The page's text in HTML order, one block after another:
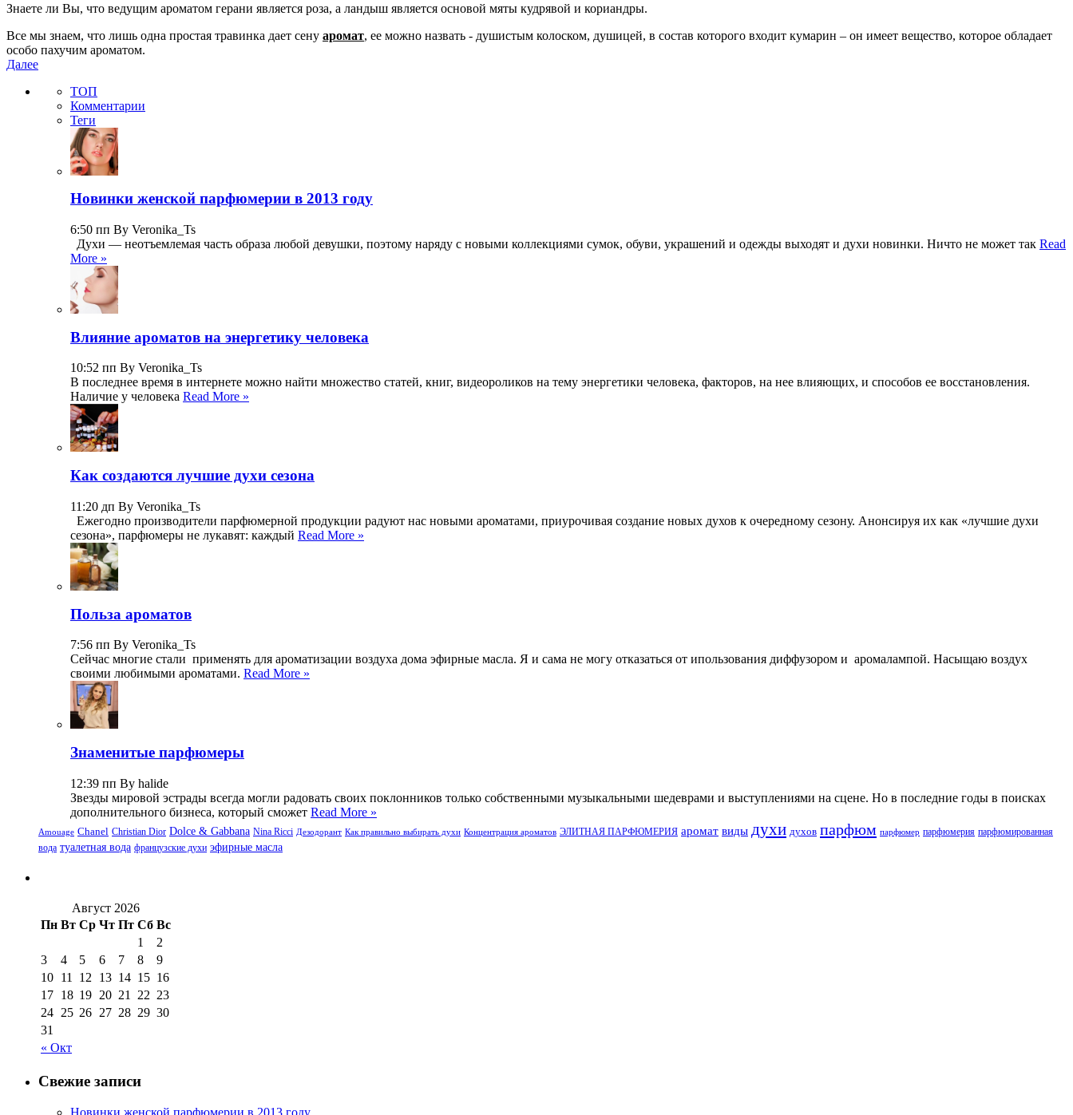
Знаете ли Вы, что ведущим ароматом герани является роза, а ландыш является основой мяты кудрявой и кориандры.
Все мы знаем, что лишь одна простая травинка дает сену аромат, ее можно назвать - душистым колоском, душицей, в состав которого входит кумарин – он имеет вещество, которое обладает
особо пахучим ароматом.
Далее
ТОП
Комментарии
Теги
Новинки женской парфюмерии в 2013 году
6:50 пп By Veronika_Ts
Духи — неотъемлемая часть образа любой девушки, поэтому наряду с новыми коллекциями сумок, обуви, украшений и одежды выходят и духи новинки. Ничто не может так Read
More »
Влияние ароматов на энергетику человека
10:52 пп By Veronika_Ts
В последнее время в интернете можно найти множество статей, книг, видеороликов на тему энергетики человека, факторов, на нее влияющих, и способов ее восстановления.
Наличие у человека Read More »
Как создаются лучшие духи сезона
11:20 дп By Veronika_Ts
Ежегодно производители парфюмерной продукции радуют нас новыми ароматами, приурочивая создание новых духов к очередному сезону. Анонсируя их как «лучшие духи
сезона», парфюмеры не лукавят: каждый Read More »
Польза ароматов
7:56 пп By Veronika_Ts
Сейчас многие стали применять для ароматизации воздуха дома эфирные масла. Я и сама не могу отказаться от ипользования диффузором и аромалампой. Насыщаю воздух
своими любимыми ароматами. Read More »
Знаменитые парфюмеры
12:39 пп By halide
Звезды мировой эстрады всегда могли радовать своих поклонников только собственными музыкальными шедеврами и выступлениями на сцене. Но в последние годы в поисках
дополнительного бизнеса, который сможет Read More »
Amouage Chanel Christian Dior Dolce & Gabbana Nina Ricci Дезодорант Как правильно выбирать духи Концентрация ароматов ЭЛИТНАЯ ПАРФЮМЕРИЯ аромат виды духи духов парфюм парфюмер парфюмерия парфюмированная
вода туалетная вода французские духи эфирные масла
Август 2026
Пн Вт Ср Чт Пт Сб Вс
« Окт
1
2
3
4 5 6 7 8
9
10 11 12 13 14 15 16
17 18 19 20 21 22 23
24 25 26 27 28 29 30
31
Свежие записи
Новинки женской парфюмерии в 2013 году